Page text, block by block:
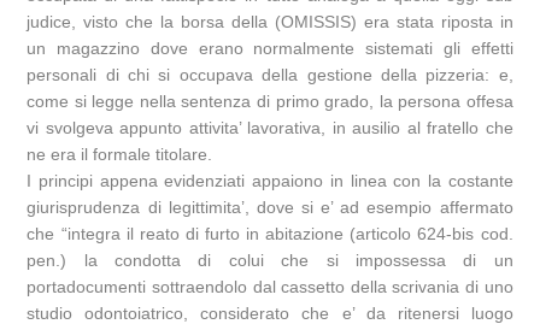
judice, visto che la borsa della (OMISSIS) era stata riposta in
un magazzino dove erano normalmente sistemati gli effetti
personali di chi si occupava della gestione della pizzeria: e,
come si legge nella sentenza di primo grado, la persona offesa
vi svolgeva appunto attivita’ lavorativa, in ausilio al fratello che
ne era il formale titolare.
I principi appena evidenziati appaiono in linea con la costante
giurisprudenza di legittimita’, dove si e’ ad esempio affermato
che “integra il reato di furto in abitazione (articolo 624-bis cod.
pen.) la condotta di colui che si impossessa di un
portadocumenti sottraendolo dal cassetto della scrivania di uno
studio odontoiatrico, considerato che e’ da ritenersi luogo